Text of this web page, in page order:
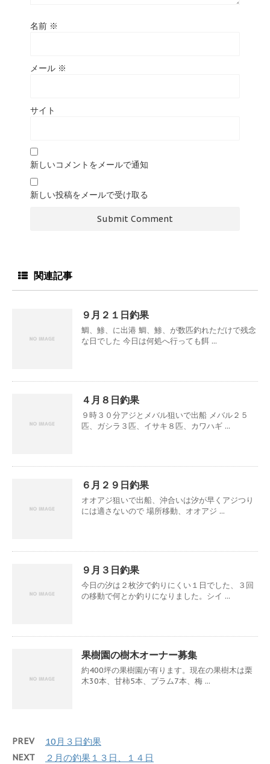
名前 ※
メール ※
サイト
新しいコメントをメールで通知
新しい投稿をメールで受け取る
関連記事
９月２１日釣果
鯛、鯵、に出港 鯛、鯵、が数匹釣れただけで残念
な日でした 今日は何処へ行っても餌 ...
４月８日釣果
９時３０分アジとメバル狙いで出船 メバル２５
匹、ガシラ３匹、イサキ８匹、カワハギ ...
６月２９日釣果
オオアジ狙いで出船、沖合いは汐が早くアジつり
には適さないので 場所移動、オオアジ ...
９月３日釣果
今日の汐は２枚汐で釣りにくい１日でした、３回
の移動で何とか釣りになりました。シイ ...
果樹園の樹木オーナー募集
約400坪の果樹園が有ります。現在の果樹木は栗
木30本、甘柿5本、プラム7本、梅 ...
PREV 10月３日釣果
NEXT ２月の釣果１３日、１４日